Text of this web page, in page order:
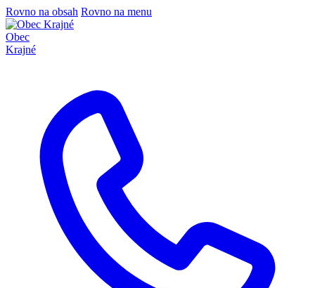
Rovno na obsah Rovno na menu
Obec
Krajné